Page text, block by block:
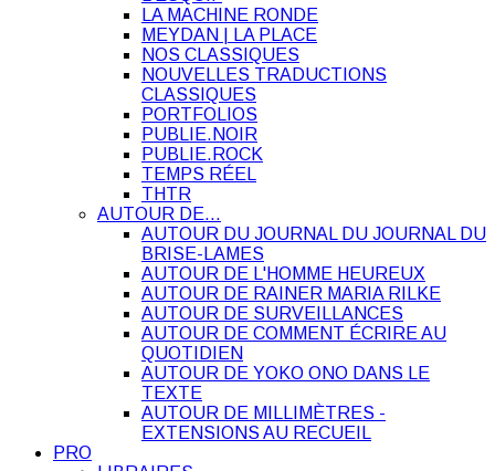
LA MACHINE RONDE
MEYDAN | LA PLACE
NOS CLASSIQUES
NOUVELLES TRADUCTIONS
CLASSIQUES
PORTFOLIOS
PUBLIE.NOIR
PUBLIE.ROCK
TEMPS RÉEL
THTR
AUTOUR DE…
AUTOUR DU JOURNAL DU JOURNAL DU
BRISE-LAMES
AUTOUR DE L'HOMME HEUREUX
AUTOUR DE RAINER MARIA RILKE
AUTOUR DE SURVEILLANCES
AUTOUR DE COMMENT ÉCRIRE AU
QUOTIDIEN
AUTOUR DE YOKO ONO DANS LE
TEXTE
AUTOUR DE MILLIMÈTRES -
EXTENSIONS AU RECUEIL
PRO